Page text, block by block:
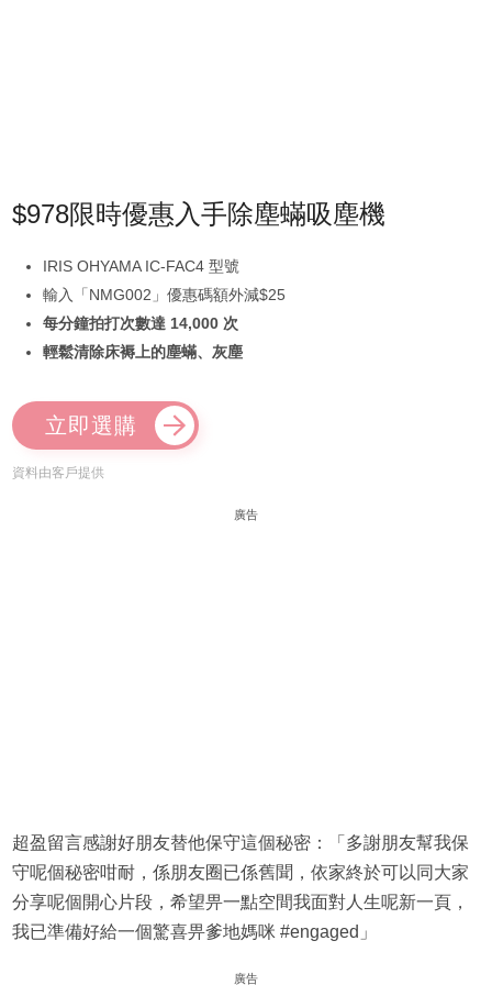
$978限時優惠入手除塵蟎吸塵機
IRIS OHYAMA IC-FAC4 型號
輸入「NMG002」優惠碼額外減$25
每分鐘拍打次數達 14,000 次
輕鬆清除床褥上的塵蟎、灰塵
立即選購
資料由客戶提供
廣告
超盈留言感謝好朋友替他保守這個秘密：「多謝朋友幫我保
守呢個秘密咁耐，係朋友圈已係舊聞，依家終於可以同大家
分享呢個開心片段，希望畀一點空間我面對人生呢新一頁，
我已準備好給一個驚喜畀爹地媽咪 #engaged」
廣告